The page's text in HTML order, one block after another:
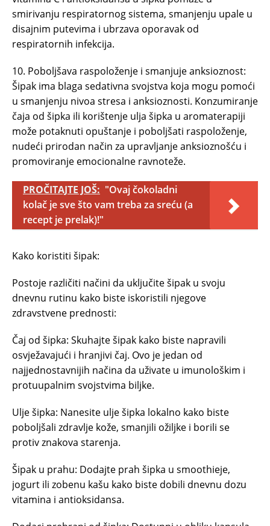
smirivanju respiratornog sistema, smanjenju upale u
disajnim putevima i ubrzava oporavak od
respiratornih infekcija.
10. Poboljšava raspoloženje i smanjuje anksioznost:
Šipak ima blaga sedativna svojstva koja mogu pomoći
u smanjenju nivoa stresa i anksioznosti. Konzumiranje
čaja od šipka ili korištenje ulja šipka u aromaterapiji
može potaknuti opuštanje i poboljšati raspoloženje,
nudeći prirodan način za upravljanje anksioznošću i
promoviranje emocionalne ravnoteže.
PROČITAJTE JOŠ: "Ovaj čokoladni
kolač je sve što vam treba za sreću (a
recept je prelak)!"
Kako koristiti šipak:
Postoje različiti načini da uključite šipak u svoju
dnevnu rutinu kako biste iskoristili njegove
zdravstvene prednosti:
Čaj od šipka: Skuhajte šipak kako biste napravili
osvježavajući i hranjivi čaj. Ovo je jedan od
najjednostavnijih načina da uživate u imunološkim i
protuupalnim svojstvima biljke.
Ulje šipka: Nanesite ulje šipka lokalno kako biste
poboljšali zdravlje kože, smanjili ožiljke i borili se
protiv znakova starenja.
Šipak u prahu: Dodajte prah šipka u smoothieje,
jogurt ili zobenu kašu kako biste dobili dnevnu dozu
vitamina i antioksidansa.